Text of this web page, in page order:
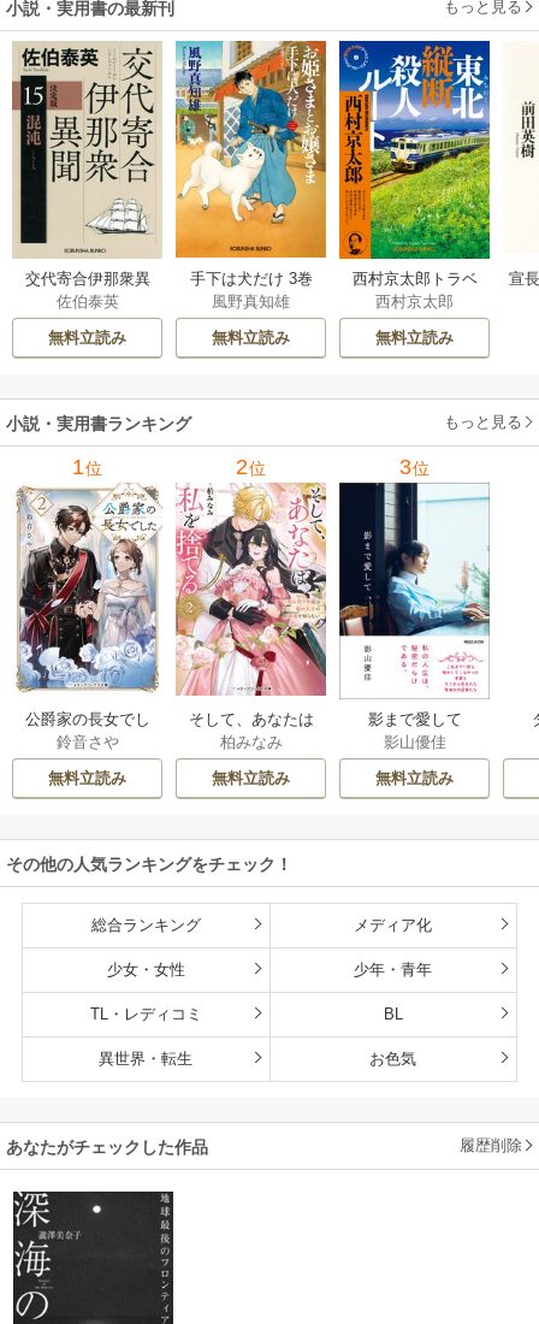
小説・実用書の最新刊 もっと見る
交代寄合伊那衆異
聞 15巻
佐伯泰英
無料立読み
手下は犬だけ 3巻
風野真知雄
無料立読み
西村京太郎トラベ
ルミステリー・セ
レクション 2巻
西村京太郎
無料立読み
宣
小説・実用書ランキング もっと見る
1位
公爵家の長女でし
た
鈴音さや
無料立読み
2位
そして、あなたは
私を捨てる
柏みなみ
無料立読み
3位
影まで愛して
影山優佳
無料立読み
その他の人気ランキングをチェック！
総合ランキング メディア化
少女・女性 少年・青年
TL・レディコミ BL
異世界・転生 お色気
あなたがチェックした作品 履歴削除